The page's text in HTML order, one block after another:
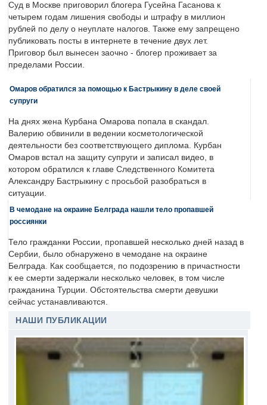
Суд в Москве приговорил блогера Гусейна Гасанова к
четырем годам лишения свободы и штрафу в миллион
рублей по делу о неуплате налогов. Также ему запрещено
публиковать посты в интернете в течение двух лет.
Приговор был вынесен заочно - блогер проживает за
пределами России.
Омаров обратился за помощью к Бастрыкину в деле своей
супруги
На днях жена Курбана Омарова попала в скандал.
Валерию обвинили в ведении косметологической
деятельности без соответствующего диплома. Курбан
Омаров встал на защиту супруги и записал видео, в
котором обратился к главе Следственного Комитета
Александру Бастрыкину с просьбой разобраться в
ситуации.
В чемодане на окраине Белграда нашли тело пропавшей
россиянки
Тело гражданки России, пропавшей несколько дней назад в
Сербии, было обнаружено в чемодане на окраине
Белграда. Как сообщается, по подозрению в причастности
к ее смерти задержали несколько человек, в том числе
гражданина Турции. Обстоятельства смерти девушки
сейчас устанавливаются.
НАШИ ПУБЛИКАЦИИ